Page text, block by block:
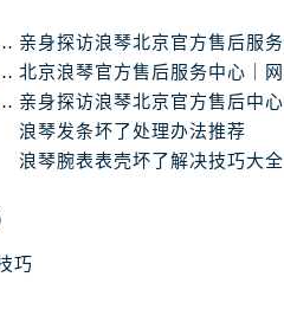
心｜最新地址及服务热线（2026年6月最新）
话与网点地址权威信息公示（2026年6月最新）
修门店地址及电话权威信息公示（2026年6月最新）
浪琴发条坏了处理办法推荐
浪琴腕表表壳坏了解决技巧大全
巧